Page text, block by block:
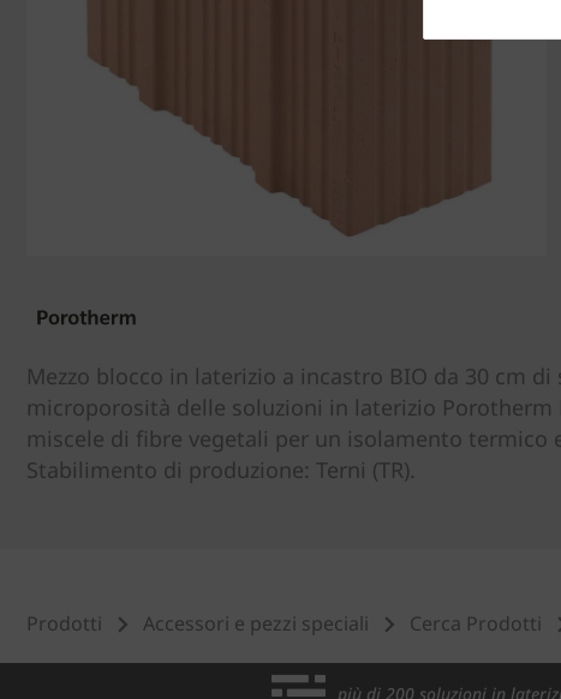
Mezzo blocco in laterizio a incastro BIO da 30 cm
microporosità delle soluzioni in laterizio
miscele di fibre vegetali per un isolamento termico
Stabilimento di produzione: Terni (TR).
Prodotti Accessori e pezzi speciali Cerca Prodotti